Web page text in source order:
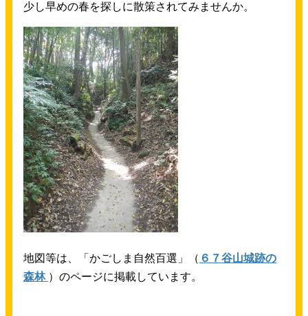
少し早めの春を探 しに散策されてみませんか。
地図等は、「かごしま 自然百選 」（ ６７谷山城跡の
森林 ）のページに掲載しています。